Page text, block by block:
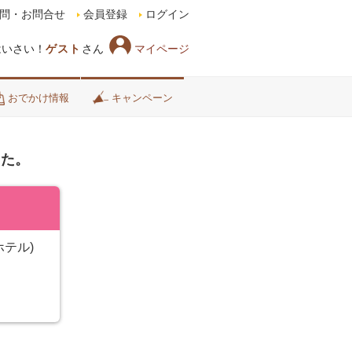
さい！ ゲスト さん マイページ
・お問合せ 会員登録 ログイン
おでかけ情報 キャンペーン
。
テル)